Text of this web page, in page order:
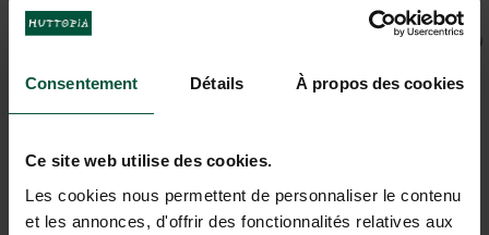
Consentement Détails À propos des cookies
Ce site web utilise des cookies.
Les cookies nous permettent de personnaliser le contenu
et les annonces, d'offrir des fonctionnalités relatives aux
Esquí alpino y esquí de fondo,
snowboard